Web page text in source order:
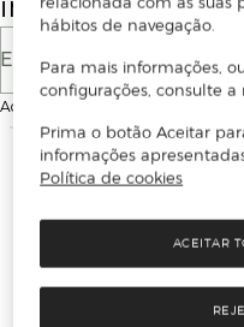
E-mail
Ao continuar, aceitas as
hábitos de navegação.
Para mais informações,
configurações, consulte a
Prima o botão Aceitar
informações
Política de cookies
ACEITAR